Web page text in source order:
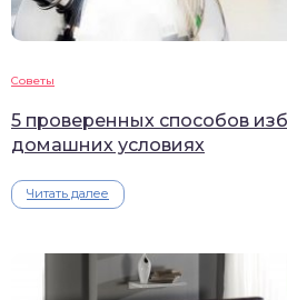
Советы
5 проверенных способов
домашних условиях
Читать далее